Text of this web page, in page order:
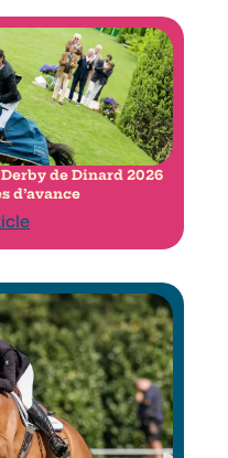
de Dinard 2026
d’avance